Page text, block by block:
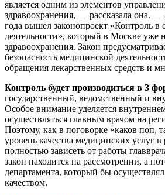
является одним из элементов
здравоохранения, — рассказала она.
года вышел законопроект «Контроль в
деятельности», который в Москве уже
здравоохранения. Закон
безопасность медицинской
обращения лекарственных средств и
Контроль будет производиться в 3
государственный, ведомственный и
Особое внимание уделяется
осуществляться главным врачом на
Поэтому, как в поговорке «каков поп,
уровень качества медицинских услуг в
полностью зависеть от работы
закон находится на рассмотрении, а
департамента, который бы
качеством.